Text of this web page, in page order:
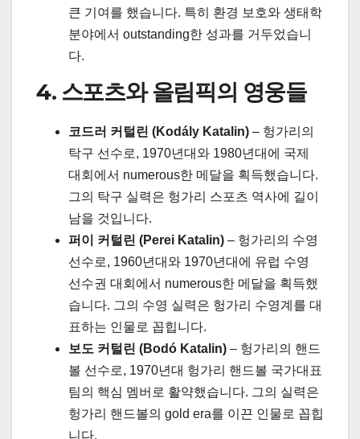
큰 기여를 했습니다. 특히 환경 보호와 생태학
분야에서 outstanding한 성과를 거두었습니
다.
4. 스포츠와 올림픽의 영웅들
코드러 커털린 (Kodály Katalin) – 헝가리의
탁구 선수로, 1970년대와 1980년대에 국제
대회에서 numerous한 메달을 획득했습니다.
그의 탁구 실력은 헝가리 스포츠 역사에 길이
남을 것입니다.
퍼이 커털린 (Perei Katalin) – 헝가리의 수영
선수로, 1960년대와 1970년대에 유럽 수영
선수권 대회에서 numerous한 메달을 획득했
습니다. 그의 수영 실력은 헝가리 수영계를 대
표하는 인물로 꼽힙니다.
보도 커털린 (Bodó Katalin) – 헝가리의 핸드
볼 선수로, 1970년대 헝가리 핸드볼 국가대표
팀의 핵심 멤버로 활약했습니다. 그의 실력은
헝가리 핸드볼의 gold era를 이끈 인물로 꼽힙
니다.